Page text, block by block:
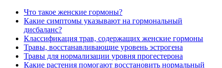
Что такое женские гормоны?
Какие симптомы указывают на гормональный
дисбаланс?
Классификация трав, содержащих женские гормоны
Травы, восстанавливающие уровень эстрогена
Травы для нормализации уровня прогестерона
Какие растения помогают восстановить нормальный